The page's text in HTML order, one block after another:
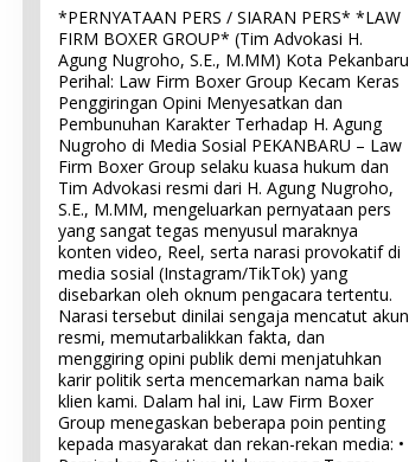
*PERNYATAAN PERS / SIARAN PERS* *LAW
FIRM BOXER GROUP* (Tim Advokasi H.
Agung Nugroho, S.E., M.MM) Kota Pekanbaru
Perihal: Law Firm Boxer Group Kecam Keras
Penggiringan Opini Menyesatkan dan
Pembunuhan Karakter Terhadap H. Agung
Nugroho di Media Sosial PEKANBARU – Law
Firm Boxer Group selaku kuasa hukum dan
Tim Advokasi resmi dari H. Agung Nugroho,
S.E., M.MM, mengeluarkan pernyataan pers
yang sangat tegas menyusul maraknya
konten video, Reel, serta narasi provokatif di
media sosial (Instagram/TikTok) yang
disebarkan oleh oknum pengacara tertentu.
Narasi tersebut dinilai sengaja mencatut akun
resmi, memutarbalikkan fakta, dan
menggiring opini publik demi menjatuhkan
karir politik serta mencemarkan nama baik
klien kami. Dalam hal ini, Law Firm Boxer
Group menegaskan beberapa poin penting
kepada masyarakat dan rekan-rekan media: •